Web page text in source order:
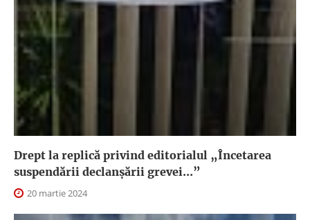
Drept la replică privind editorialul „Încetarea
suspendării declanşării grevei...”
20 martie 2024